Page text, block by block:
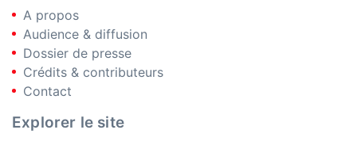
A propos
Audience & diffusion
Dossier de presse
Crédits & contributeurs
Contact
Explorer le site